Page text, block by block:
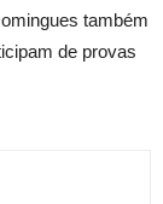
também
de provas